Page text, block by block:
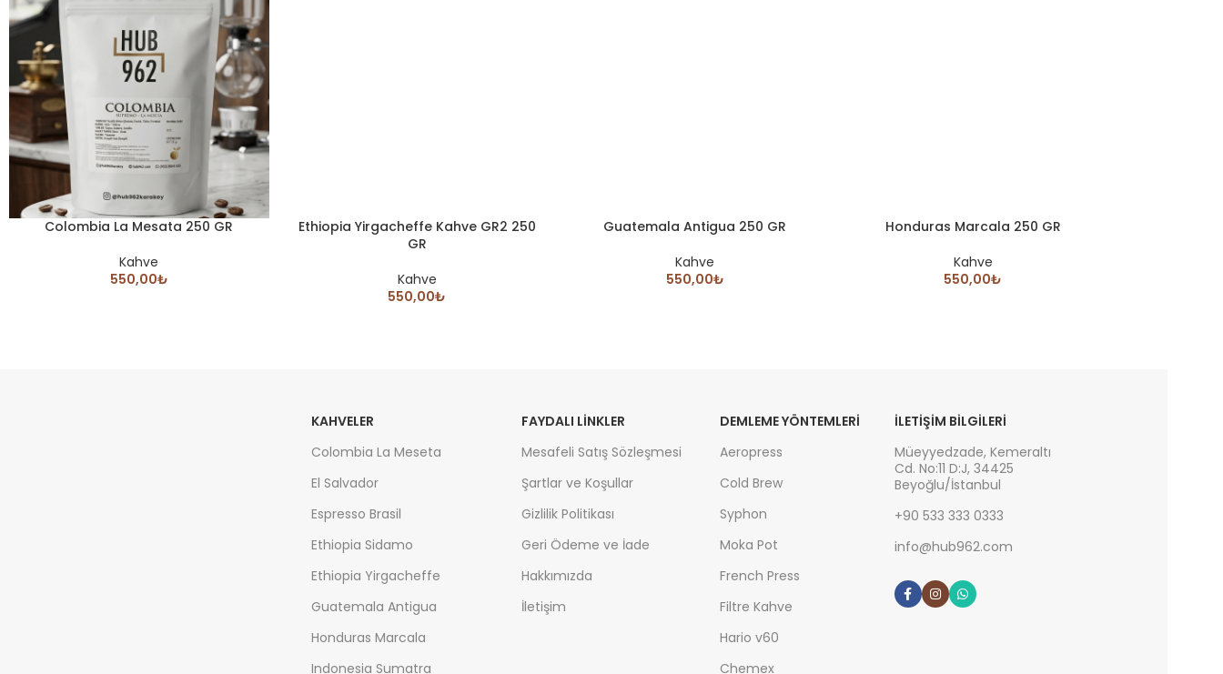
Colombia La Mesata 250 GR
Kahve
550,00₺
Ethiopia Yirgacheffe Kahve GR2 250
GR
Kahve
550,00₺
Guatemala Antigua 250 GR
Kahve
550,00₺
Honduras Marcala 250 GR
Kahve
550,00₺
KAHVELER
Colombia La Meseta
El Salvador
Espresso Brasil
Ethiopia Sidamo
Ethiopia Yirgacheffe
Guatemala Antigua
Honduras Marcala
Indonesia Sumatra
FAYDALI LİNKLER
Mesafeli Satış Sözleşmesi
Şartlar ve Koşullar
Gizlilik Politikası
Geri Ödeme ve İade
Hakkımızda
İletişim
DEMLEME YÖNTEMLERİ
Aeropress
Cold Brew
Syphon
Moka Pot
French Press
Filtre Kahve
Hario v60
Chemex
İLETIŞIM BILGILERI
Müeyyedzade, Kemeraltı
Cd. No:11 D:J, 34425
Beyoğlu/İstanbul
+90 533 333 0333
info@hub962.com